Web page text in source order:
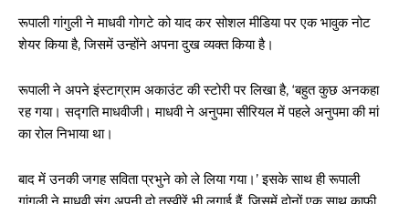
रूपाली गांगुली ने माधवी गोगटे को याद कर सोशल मीडिया पर एक भावुक नोट
शेयर किया है, जिसमें उन्होंने अपना दुख व्यक्त किया है।
रूपाली ने अपने इंस्टाग्राम अकाउंट की स्टोरी पर लिखा है, ‘बहुत कुछ अनकहा
रह गया। सद्गति माधवीजी। माधवी ने अनुपमा सीरियल में पहले अनुपमा की मां
का रोल निभाया था।
बाद में उनकी जगह सविता प्रभुने को ले लिया गया।’ इसके साथ ही रूपाली